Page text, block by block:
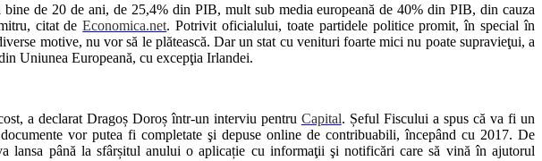
de 20 de ani, de 25,4% din PIB, mult sub media europeană de 40% din PIB, din cauza
citat deEconomica.net. Potrivit oficialului, toate partidele politice promit, în special în
motive, nu vor să le plătească. Dar un stat cu venituri foarte mici nu poate supravieţui, a
Uniunea Europeană, cu excepţia Irlandei.
a declarat Dragoș Doroș într-un interviu pentru Capital. Șeful Fiscului a spus că va fi un
vor putea fi completate şi depuse online de contribuabili, începând cu 2017. De
până la sfârșitul anului o aplicație cu informaţii şi notificări care să vină în ajutorul